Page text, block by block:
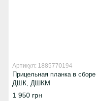
Артикул: 1885770194
Прицельная планка в сборе
ДШК, ДШКМ
1 950 грн